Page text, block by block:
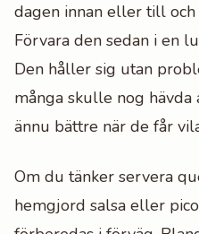
dagen innan eller till
Förvara den sedan i en
Den håller sig utan
många skulle nog
ännu bättre när de får
Om du tänker servera
hemgjord salsa eller